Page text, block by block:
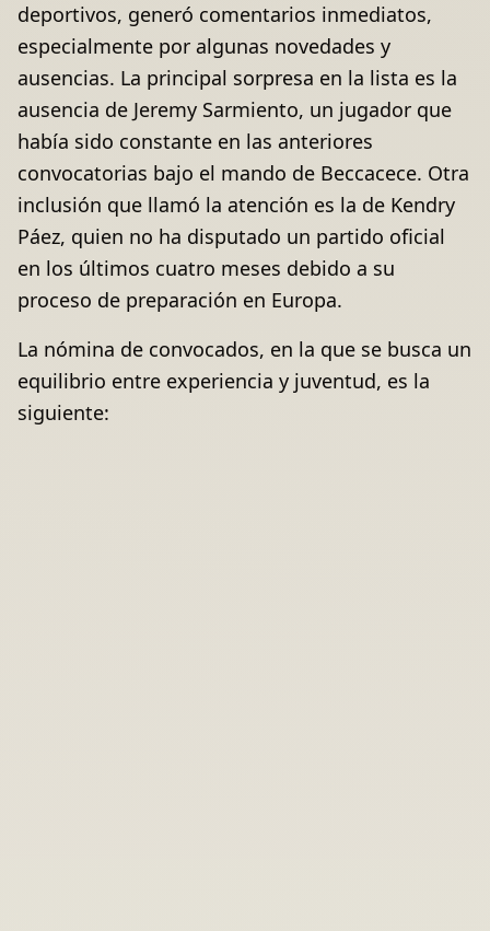
deportivos, generó comentarios inmediatos,
especialmente por algunas novedades y
ausencias. La principal sorpresa en la lista es la
ausencia de Jeremy Sarmiento, un jugador que
había sido constante en las anteriores
convocatorias bajo el mando de Beccacece. Otra
inclusión que llamó la atención es la de Kendry
Páez, quien no ha disputado un partido oficial
en los últimos cuatro meses debido a su
proceso de preparación en Europa.
La nómina de convocados, en la que se busca un
equilibrio entre experiencia y juventud, es la
siguiente: